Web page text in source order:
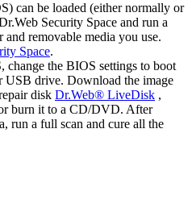
can be loaded (either normally or
Security Space and run a
removable media you use.
Space.
change the BIOS settings to boot
USB drive. Download the image
disk Dr.Web® LiveDisk ,
burn it to a CD/DVD. After
run a full scan and cure all the